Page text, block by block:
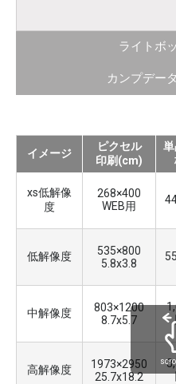
ライトボ
カンプデー
イメージ
ピクセル
印刷(cm)
xs低解像
度
268×400
WEB用
低解像度
535×800
5.8x3.8
中解像度
803×1200
8.7x5.7
高解像度
1973×2950
25.7x18.2